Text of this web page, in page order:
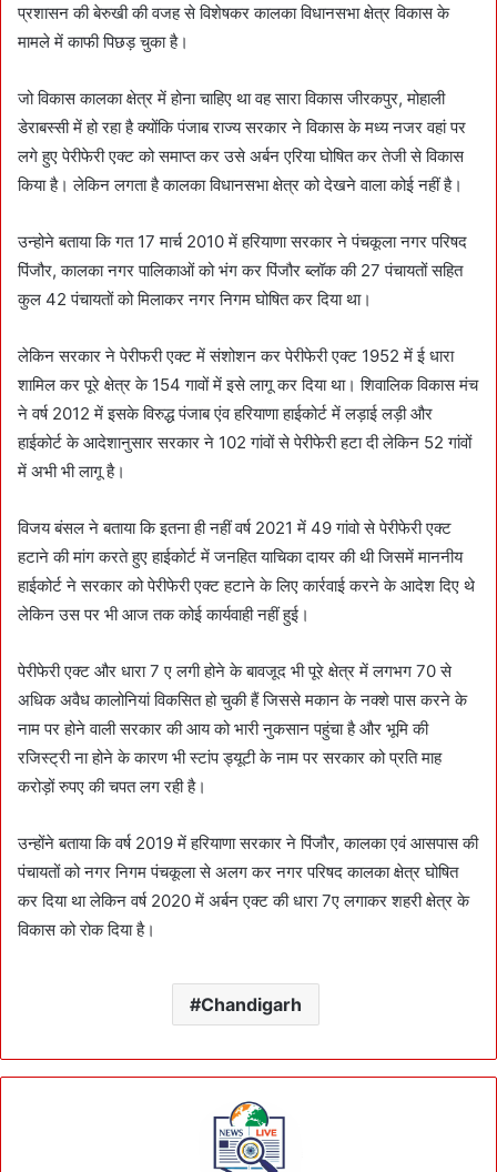
प्रशासन की बेरुखी की वजह से विशेषकर कालका विधानसभा क्षेत्र विकास के
मामले में काफी पिछड़ चुका है।
जो विकास कालका क्षेत्र में होना चाहिए था वह सारा विकास जीरकपुर, मोहाली
डेराबस्सी में हो रहा है क्योंकि पंजाब राज्य सरकार ने विकास के मध्य नजर वहां पर
लगे हुए पेरीफेरी एक्ट को समाप्त कर उसे अर्बन एरिया घोषित कर तेजी से विकास
किया है। लेकिन लगता है कालका विधानसभा क्षेत्र को देखने वाला कोई नहीं है।
उन्होने बताया कि गत 17 मार्च 2010 में हरियाणा सरकार ने पंचकूला नगर परिषद
पिंजौर, कालका नगर पालिकाओं को भंग कर पिंजौर ब्लॉक की 27 पंचायतों सहित
कुल 42 पंचायतों को मिलाकर नगर निगम घोषित कर दिया था।
लेकिन सरकार ने पेरीफरी एक्ट में संशोशन कर पेरीफेरी एक्ट 1952 में ई धारा
शामिल कर पूरे क्षेत्र के 154 गावों में इसे लागू कर दिया था। शिवालिक विकास मंच
ने वर्ष 2012 में इसके विरुद्ध पंजाब एंव हरियाणा हाईकोर्ट में लड़ाई लड़ी और
हाईकोर्ट के आदेशानुसार सरकार ने 102 गांवों से पेरीफेरी हटा दी लेकिन 52 गांवों
में अभी भी लागू है।
विजय बंसल ने बताया कि इतना ही नहीं वर्ष 2021 में 49 गांवो से पेरीफेरी एक्ट
हटाने की मांग करते हुए हाईकोर्ट में जनहित याचिका दायर की थी जिसमें माननीय
हाईकोर्ट ने सरकार को पेरीफेरी एक्ट हटाने के लिए कार्रवाई करने के आदेश दिए थे
लेकिन उस पर भी आज तक कोई कार्यवाही नहीं हुई।
पेरीफेरी एक्ट और धारा 7 ए लगी होने के बावजूद भी पूरे क्षेत्र में लगभग 70 से
अधिक अवैध कालोनियां विकसित हो चुकी हैं जिससे मकान के नक्शे पास करने के
नाम पर होने वाली सरकार की आय को भारी नुकसान पहुंचा है और भूमि की
रजिस्ट्री ना होने के कारण भी स्टांप ड्यूटी के नाम पर सरकार को प्रति माह
करोड़ों रुपए की चपत लग रही है।
उन्होंने बताया कि वर्ष 2019 में हरियाणा सरकार ने पिंजौर, कालका एवं आसपास की
पंचायतों को नगर निगम पंचकूला से अलग कर नगर परिषद कालका क्षेत्र घोषित
कर दिया था लेकिन वर्ष 2020 में अर्बन एक्ट की धारा 7ए लगाकर शहरी क्षेत्र के
विकास को रोक दिया है।
Chandigarh